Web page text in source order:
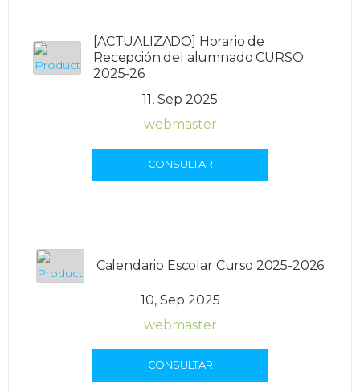
[ACTUALIZADO] Horario de
Recepción del alumnado CURSO
2025-26
11, Sep 2025
webmaster
CONSULTAR
Calendario Escolar Curso 2025-2026
10, Sep 2025
webmaster
CONSULTAR